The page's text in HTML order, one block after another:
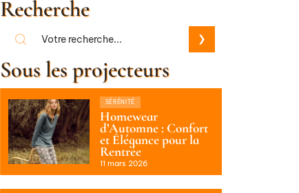
Recherche
Sous les projecteurs
SÉRÉNITÉ
Homewear
d’Automne : Confort
et Élégance pour la
Rentrée
11 mars 2026